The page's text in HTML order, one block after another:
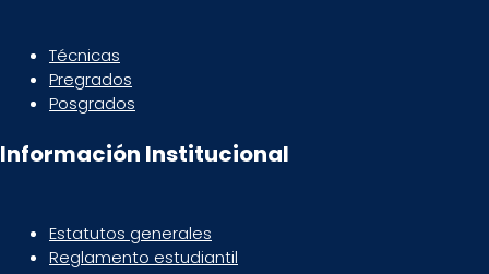
Técnicas
Pregrados
Posgrados
Información Institucional
Estatutos generales
Reglamento estudiantil